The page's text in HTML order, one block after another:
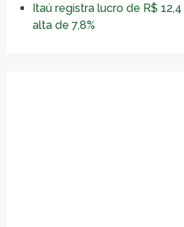
Itaú registra lucro de R$
alta de 7,8%